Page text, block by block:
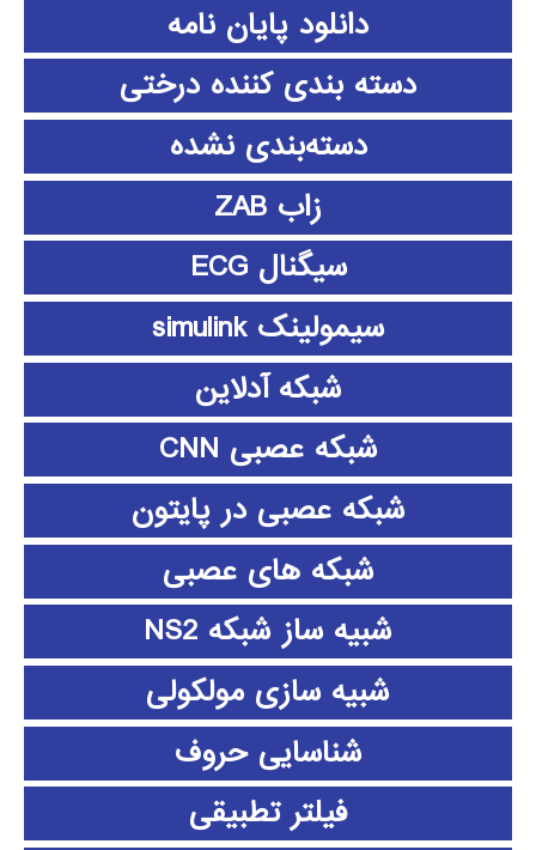
دانلود پايان نامه
دسته بندی کننده درختی
دسته‌بندی نشده
زاب ZAB
سیگنال ECG
سیمولینک simulink
شبکه آدلاین
شبکه عصبی CNN
شبکه عصبی در پایتون
شبکه های عصبی
شبیه ساز شبکه NS2
شبیه سازی مولکولی
شناسایی حروف
فیلتر تطبیقی